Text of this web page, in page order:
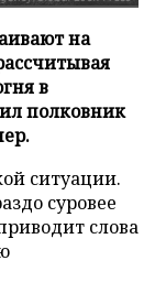
на
в
полковник
ситуации.
суровее
слова